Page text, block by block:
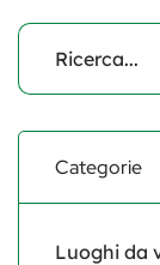
Categorie
Luoghi da